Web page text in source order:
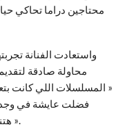
محتاجين دراما تحاكي
واستعادت الفنانة
محاولة صادقة
« المسلسلات اللي كانت
فضلت عايشة في
هتنجحك، كنت عايزة أقول: يا جماعة دي مصر ».